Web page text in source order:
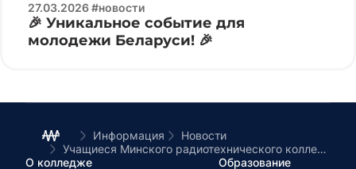
27.03.2026 #новости
🎉 Уникальное событие для
молодежи Беларуси! 🎉
Информация
Новости
Учащиеся Минского радиотехнического колледжа посетили фестиваль близнецов и двойняшек в ТЦ «Столица»
О колледже
Образование